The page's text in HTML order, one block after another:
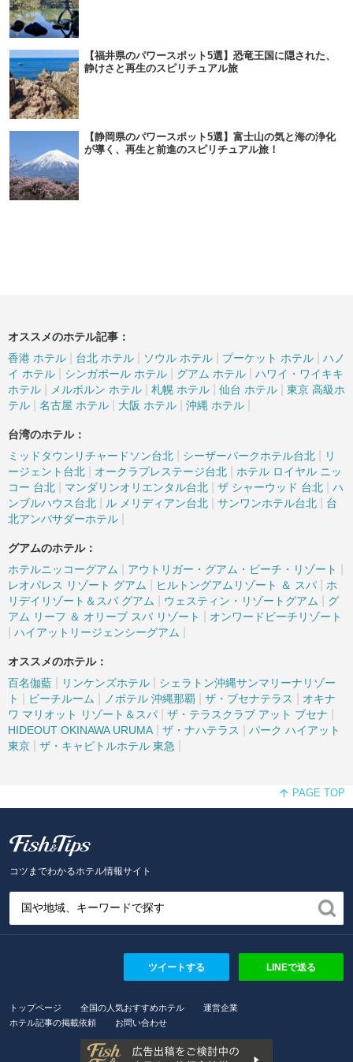
【福井県のパワースポット5選】恐竜王国に隠された、
静けさと再生のスピリチュアル旅
【静岡県のパワースポット5選】富士山の気と海の浄化
が導く、再生と前進のスピリチュアル旅！
オススメのホテル記事：
香港 ホテル
台北 ホテル ソウル ホテル プーケット ホテル
ハノ
イ ホテル
シンガポール ホテル グアム ホテル
ハワイ・ワイキキ
ホテル
メルボルン ホテル 札幌 ホテル 仙台 ホテル
東京 高級ホ
テル
名古屋 ホテル 大阪 ホテル 沖縄 ホテル
台湾のホテル：
ミッドタウンリチャードソン台北
シーザーパークホテル台北
リ
ージェント台北
オークラプレステージ台北
ホテル ロイヤル ニッ
コー 台北
マンダリンオリエンタル台北 ザ シャーウッド 台北
ハ
ンブルハウス台北
ル メリディアン台北 サンワンホテル台北
台
北アンバサダーホテル
グアムのホテル：
ホテルニッコーグアム
アウトリガー・グアム・ビーチ・リゾート
レオパレス リゾート グアム ヒルトングアムリゾート ＆ スパ
ホ
リデイリゾート＆スパ グアム
ウェスティン・リゾートグアム
グ
アム リーフ ＆ オリーブ スパ リゾート
オンワードビーチリゾート
ハイアットリージェンシーグアム
オススメのホテル：
百名伽藍
リンケンズホテル
シェラトン沖縄サンマリーナリゾー
ト
ビーチルーム ノボテル 沖縄那覇 ザ・ブセナテラス
オキナ
ワ マリオット リゾート＆スパ
ザ・テラスクラブ アット ブセナ
HIDEOUT OKINAWA URUMA ザ・ナハテラス
パーク ハイアット
東京
ザ・キャピトルホテル 東急
PAGE TOP
コツまでわかるホテル情報サイト
ツイートする LINEで送る
トップページ 全国の人気おすすめホテル
運営企業
ホテル記事の掲載依頼
お問い合わせ